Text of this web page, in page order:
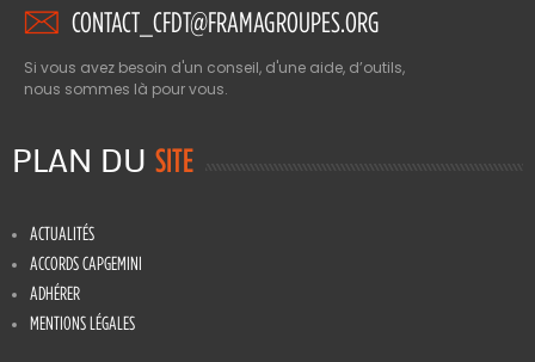
CONTACT_CFDT@FRAMAGROUPES.ORG
Si vous avez besoin d'un conseil, d'une aide, d’outils,
nous sommes là pour vous.
PLAN DU SITE
ACTUALITÉS
ACCORDS CAPGEMINI
ADHÉRER
MENTIONS LÉGALES